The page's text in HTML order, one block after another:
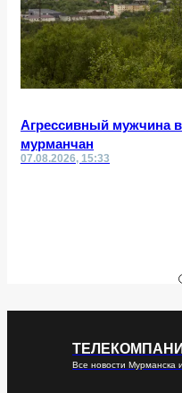
Агрессивный мужчина в
мурманчан
07.08.2026, 15:33
Все новости Мурманска